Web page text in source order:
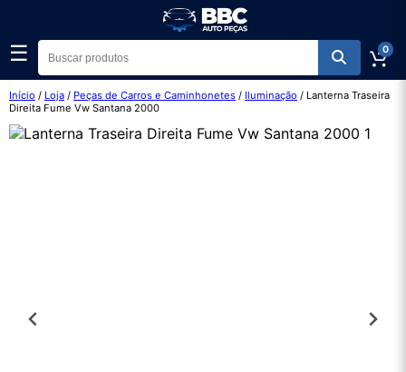
☰ 0
Início / Loja / Peças de Carros e Caminhonetes / Iluminação / Lanterna Traseira
Direita Fume Vw Santana 2000